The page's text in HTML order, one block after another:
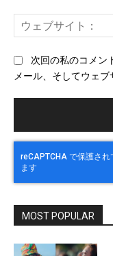
次回の私のコメン
メール、そしてウェブ
MOST POPULAR